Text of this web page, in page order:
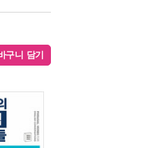
구니 담기